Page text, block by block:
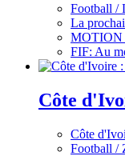
Football /
La
MOTION
FIF: Au
Côte
Côte
Football /